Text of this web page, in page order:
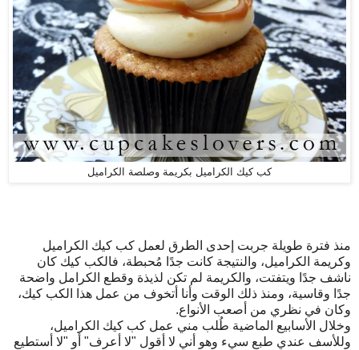
كب كيك الكراميل بكريمة وصلصة الكراميل
منذ فترة طويلة جربت إحدى الطرق لعمل كب كيك الكراميل
وكريمة الكراميل، والنتيجة كانت جدًا مُحبطة، فالكب كيك كان
ناشف جدًا ويتفتت، والكريمة لم تكن لذيذة وقطع الكرامل واضحة
جدًا وقاسية، ومنذ ذلك الوقت وأنا أتخوف من عمل هذا الكب كيك،
وكان في نظري من أصعب الأنواع.
وخلال الأسابيع الماضية طُلب مني عمل كب كيك الكراميل،
وللأسف عندي طبع سيء وهو أني لا أقول "لا أعرف" أو "لا أستطيع